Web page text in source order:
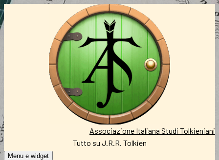
Vai
al
Associazione Italiana Studi Tolkieniani
Tutto su J.R.R. Tolkien
Menu e widget